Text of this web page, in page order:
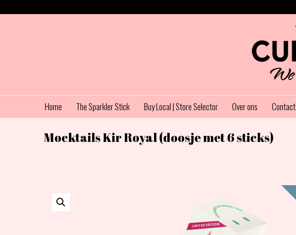
Home The Sparkler Stick Buy Local | Store Selector Over ons Contact
Mocktails Kir Royal (doosje met 6 sticks)